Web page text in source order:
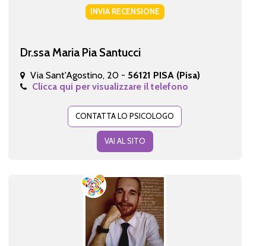
INVIA RECENSIONE
Dr.ssa Maria Pia Santucci
Via Sant'Agostino, 20 - 56121 PISA (Pisa)
Clicca qui per visualizzare il telefono
CONTATTA LO PSICOLOGO
VAI AL SITO